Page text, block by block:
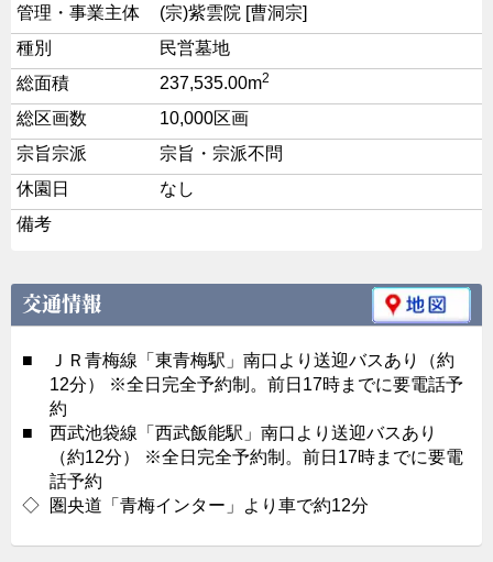
管理・事業主体
(宗)紫雲院 [曹洞宗]
種別
民営墓地
総面積
237,535.00m2
総区画数
10,000区画
宗旨宗派
宗旨・宗派不問
休園日
なし
備考
交通情報
■
ＪＲ青梅線「東青梅駅」南口より送迎バスあり（約
12分） ※全日完全予約制。前日17時までに要電話予
約
■
西武池袋線「西武飯能駅」南口より送迎バスあり
（約12分） ※全日完全予約制。前日17時までに要電
話予約
◇
圏央道「青梅インター」より車で約12分